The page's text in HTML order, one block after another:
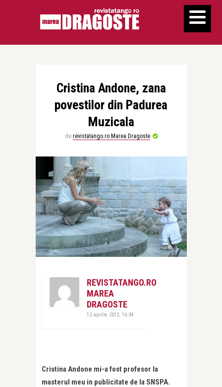
Cristina Andone, zana
povestilor din Padurea
Muzicala
de revistatango.ro Marea Dragoste
REVISTATANGO.RO
MAREA
DRAGOSTE
12 aprilie 2012, 16:34
Cristina Andone mi-a fost profesor la
masterul meu in publicitate de la SNSPA.